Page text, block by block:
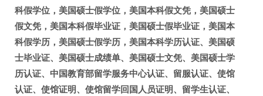
科假学位，美国硕士假学位，美国本科假文凭，美国硕士
假文凭，美国本科假毕业证，美国硕士假毕业证，美国本
科假学历，美国硕士假学历，美国本科学历认证、美国硕
士毕业证、美国硕士成绩单、美国硕士文凭、美国硕士学
历认证、中国教育部留学服务中心认证、留服认证、使馆
认证、使馆证明、使馆留学回国人员证明、留学生认证、